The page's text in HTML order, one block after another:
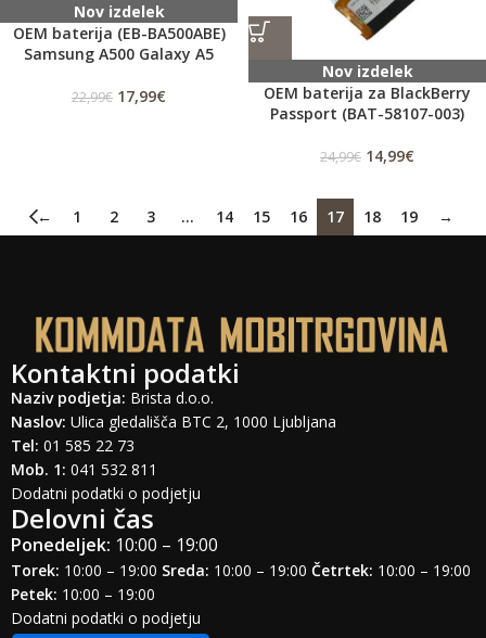
Nov izdelek
OEM baterija (EB-BA500ABE)
Samsung A500 Galaxy A5
22,99€ 17,99€
Nov izdelek
OEM baterija za BlackBerry
Passport (BAT-58107-003)
24,99€ 14,99€
← 1 2 3 … 14 15 16 17 18 19 →
Kontaktni podatki
Naziv podjetja: Brista d.o.o.
Naslov: Ulica gledališča BTC 2, 1000 Ljubljana
Tel: 01 585 22 73
Mob. 1: 041 532 811
Dodatni podatki o podjetju
Delovni čas
Ponedeljek: 10:00 – 19:00
Torek: 10:00 – 19:00 Sreda: 10:00 – 19:00 Četrtek: 10:00 – 19:00
Petek: 10:00 – 19:00
Dodatni podatki o podjetju